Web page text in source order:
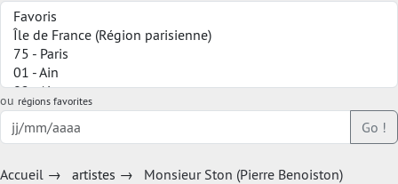
ou régions favorites
Go !
Accueil → artistes → Monsieur Ston (Pierre Benoiston)